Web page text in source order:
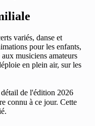
variés, danse et
pour les enfants,
musiciens amateurs
en plein air, sur les
de l'édition 2026
connu à ce jour. Cette